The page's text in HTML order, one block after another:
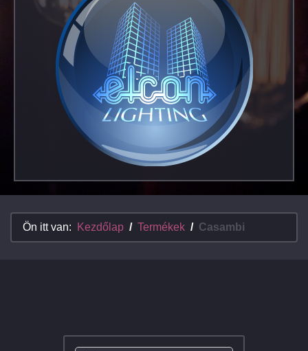
Ön itt van: Kezdőlap Termékek Casambi